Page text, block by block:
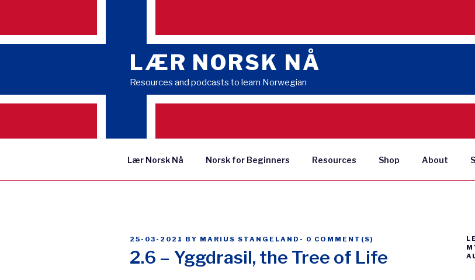
content
LÆR NORSK NÅ
Resources and podcasts to learn Norwegian
Lær Norsk Nå Norsk for Beginners Resources Shop About
POSTED
25-03-2021 BY MARIUS STANGELAND - 0 COMMENT(S)
2.6 – Yggdrasil, the Tree of Life